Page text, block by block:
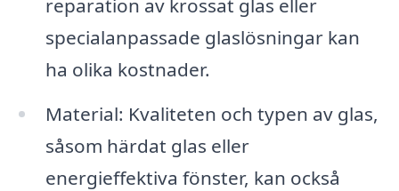
reparation av krossat glas eller
specialanpassade glaslösningar kan
ha olika kostnader.
Material: Kvaliteten och typen av glas,
såsom härdat glas eller
energieffektiva fönster, kan också